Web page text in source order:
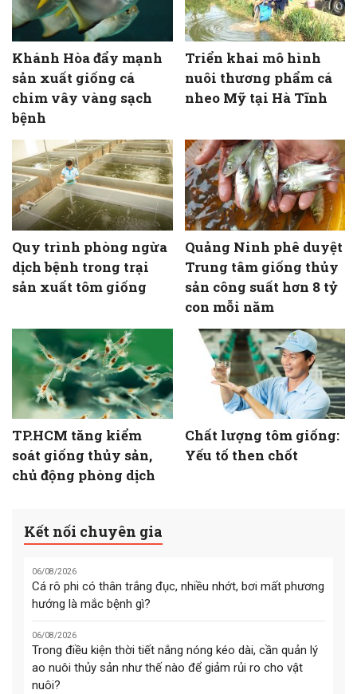
Khánh Hòa đẩy mạnh
sản xuất giống cá
chim vây vàng sạch
bệnh
Triển khai mô hình
nuôi thương phẩm cá
nheo Mỹ tại Hà Tĩnh
Quy trình phòng ngừa
dịch bệnh trong trại
sản xuất tôm giống
Quảng Ninh phê duyệt
Trung tâm giống thủy
sản công suất hơn 8 tỷ
con mỗi năm
TP.HCM tăng kiểm
soát giống thủy sản,
chủ động phòng dịch
Chất lượng tôm giống:
Yếu tố then chốt
Kết nối chuyên gia
06/08/2026
Cá rô phi có thân trắng đục, nhiều nhớt, bơi mất phương
hướng là mắc bệnh gì?
06/08/2026
Trong điều kiện thời tiết nắng nóng kéo dài, cần quản lý
ao nuôi thủy sản như thế nào để giảm rủi ro cho vật
nuôi?